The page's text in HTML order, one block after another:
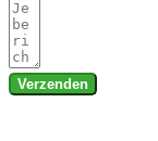
Verzenden